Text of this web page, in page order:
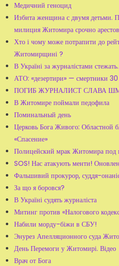
Медичний геноцид
Избита женщина с двумя детьми.
милиция Житомира срочно
Хто і чому може потрапити до
Житомирщині ?
В Україні за журналістами
АТО: «дезертири» — смертники 30
ПОГИБ ЖУРНАЛИСТ СЛАВА
В Житомире поймали педофила
Поминальный день
Церковь Бога Живого: Областной
«Спасение»
Полицейский мрак Житомира
SOS! Нас атакують менти!
Фальшивий прокурор, суддя-
За що я боровся?
В Україні судять журналіста
Митинг против «Налогового
Набили морду-біжи в СБУ!
Энурез Апелляционного суда
День Перемоги у Житомирі. Відео
Врач от Бога